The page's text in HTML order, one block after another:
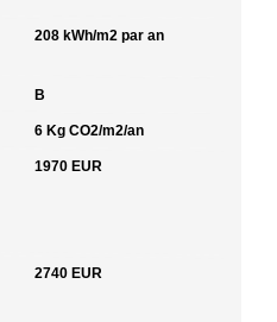
208 kWh/m2 par an
B
6 Kg CO2/m2/an
1970 EUR
2740 EUR